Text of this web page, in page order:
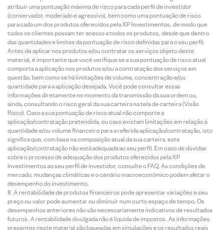
atribuir uma pontuação máxima de risco para cada perfil de investidor
(conservador, moderado e agressivo), bem como uma pontuação de risco
para cada um dos produtos oferecidos pela XP Investimentos, de modo que
todos os clientes possam ter acesso a todos os produtos, desde que dentro
das quantidades e limites da pontuação de risco definidas para o seu perfil.
Antes de aplicar nos produtos e/ou contratar os serviços objeto deste
material, é importante que você verifique se a sua pontuação de risco atual
comporta a aplicação nos produtos e/ou a contratação dos serviços em
questão, bem como se há limitações de volume, concentração e/ou
quantidade para a aplicação desejada. Você pode consultar essas
informações diretamente no momento da transmissão da sua ordem ou,
ainda, consultando o risco geral da sua carteira na tela de carteira (Visão
Risco). Caso a sua pontuação de risco atual não comporte a
aplicação/contratação pretendida, ou caso existam limitações em relação à
quantidade e/ou volume financeiro para a referida aplicação/contratação, isto
significa que, com base na composição atual da sua carteira, esta
aplicação/contratação não está adequada ao seu perfil. Em caso de dúvidas
sobre o processo de adequação dos produtos oferecidos pela XP
Investimentos ao seu perfil de investidor, consulte o FAQ. As condições de
mercado, mudanças climáticas e o cenário macroeconômico podem afetar o
desempenho do investimento.
A rentabilidade de produtos financeiros pode apresentar variações e seu
preço ou valor pode aumentar ou diminuir num curto espaço de tempo. Os
desempenhos anteriores não são necessariamente indicativos de resultados
futuros. A rentabilidade divulgada não é líquida de impostos. As informações
presentes neste material são baseadas em simulações e os resultados reais